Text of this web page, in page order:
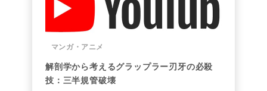
マンガ・アニメ
解剖学から考えるグラップラー刃牙の必殺
技：三半規管破壊